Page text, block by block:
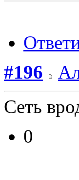
#196
Сеть
0